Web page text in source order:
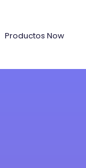
Productos Now